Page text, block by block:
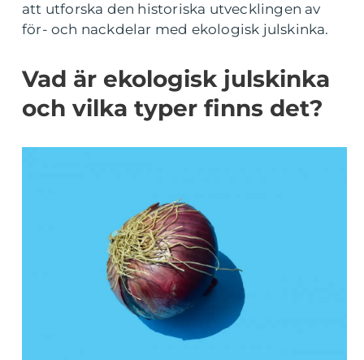
att utforska den historiska utvecklingen av
för- och nackdelar med ekologisk julskinka.
Vad är ekologisk julskinka
och vilka typer finns det?